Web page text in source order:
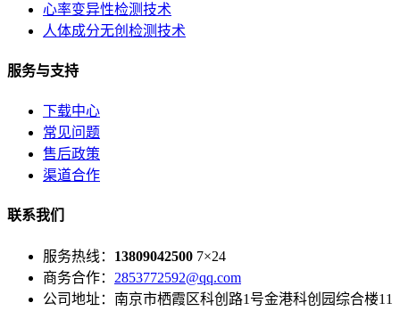
心率变异性检测技术
人体成分无创检测技术
服务与支持
下载中心
常见问题
售后政策
渠道合作
联系我们
服务热线： 13809042500 7×24
商务合作： 2853772592@qq.com
公司地址：南京市栖霞区科创路1号金港科创园综合楼11